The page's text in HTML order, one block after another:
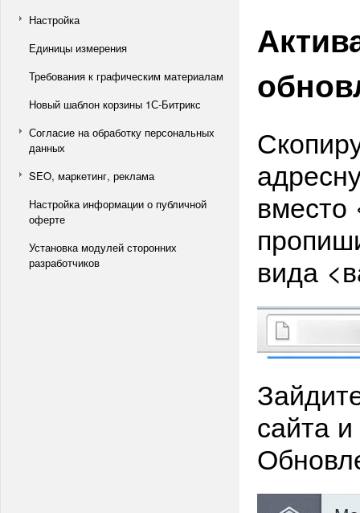
Настройка
Единицы измерения
Требования к графическим материалам
Новый шаблон корзины 1С-Битрикс
Согласие на обработку персональных
данных
SEO, маркетинг, реклама
Настройка информации о публичной
оферте
Установка модулей сторонних
разработчиков
вместо
вида
сайта